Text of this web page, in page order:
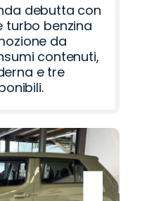
debutta con
turbo benzina
da
contenuti,
e tre